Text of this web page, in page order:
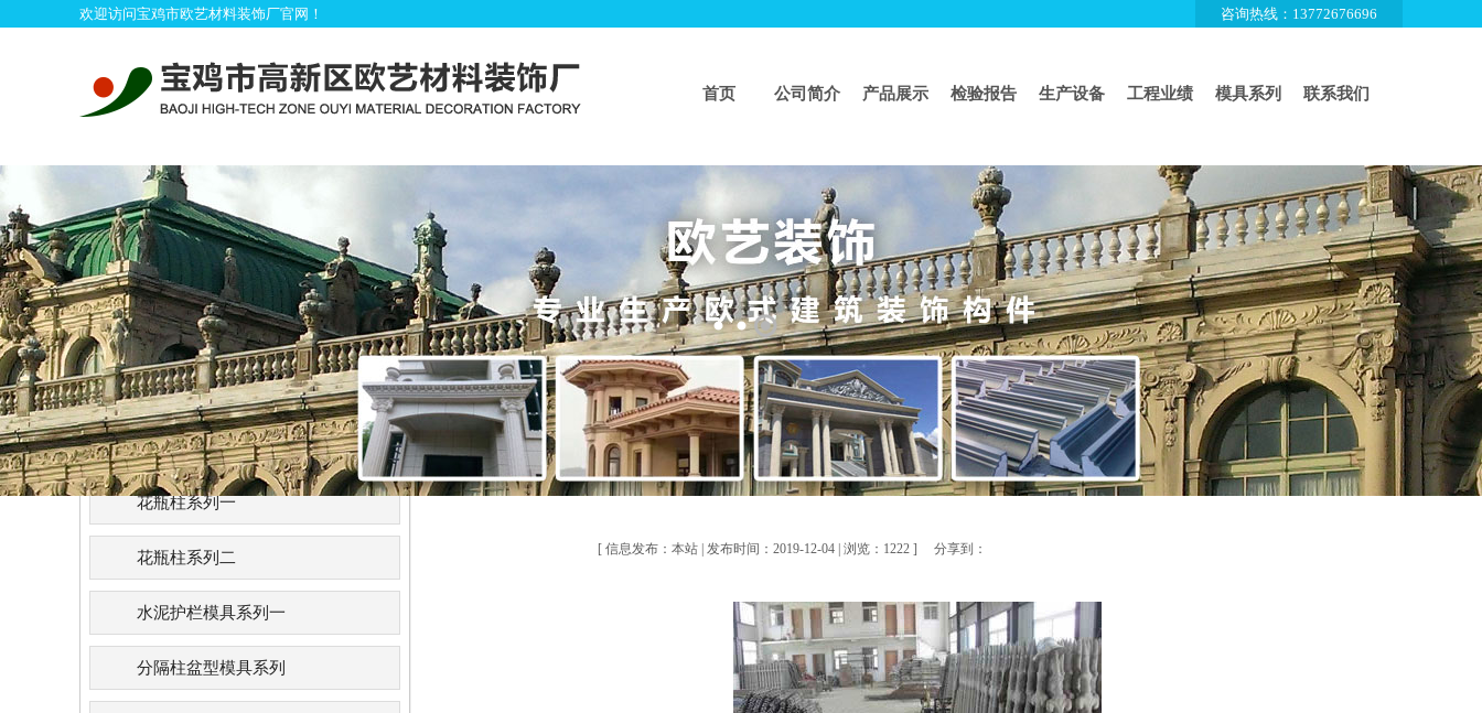
欢迎访问宝鸡市欧艺材料装饰厂官网！ 咨询热线：13772676696
首页 公司简介 产品展示 检验报告 生产设备 工程业绩 模具系列 联系我们
模具系列
花瓶柱系列一
花瓶柱系列二
水泥护栏模具系列一
分隔柱盆型模具系列
首页>>模具系列 >>水泥围栏产品车间
水泥围栏模具车间
[ 信息发布：本站 | 发布时间：2019-12-04 | 浏览：1222 ] 分享到：